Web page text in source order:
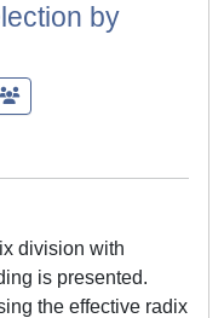
by
division with
is presented.
the effective radix